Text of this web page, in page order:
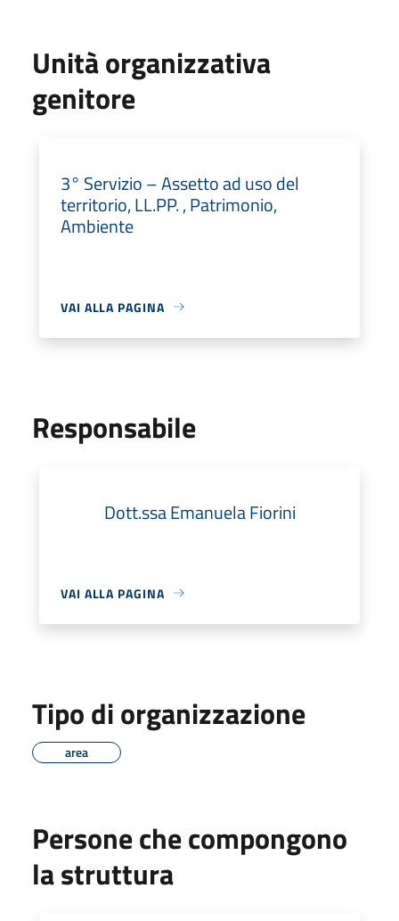
Unità organizzativa
genitore
3° Servizio – Assetto ad uso del
territorio, LL.PP. , Patrimonio,
Ambiente
VAI ALLA PAGINA
Responsabile
Dott.ssa Emanuela Fiorini
VAI ALLA PAGINA
Tipo di organizzazione
area
Persone che compongono
la struttura